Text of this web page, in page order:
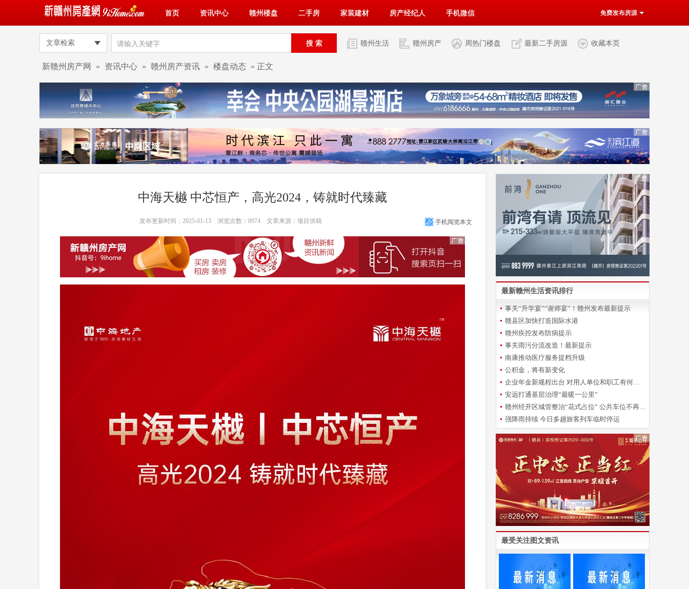
首页 资讯中心 赣州楼盘 二手房 家装建材 房产经纪人 手机微信 免费发布房源
文章检索 赣州生活 赣州房产 周热门楼盘 最新二手房源 收藏本页
新赣州房产网 » 资讯中心 » 赣州房产资讯 » 楼盘动态 » 正文
中海天樾 中芯恒产，高光2024，铸就时代臻藏
发布更新时间：2025-01-13 浏览次数： 8974文章来源：项目供稿 手机阅览本文
最新赣州生活资讯排行
事关“升学宴”“谢师宴”！赣州发布最新提示
赣县区加快打造国际水港
赣州疾控发布防病提示
事关雨污分流改造！最新提示
南康推动医疗服务提档升级
公积金，将有新变化
企业年金新规程出台 对用人单位和职工有何影响？
安远打通基层治理“最暖一公里”
赣州经开区城管整治“花式占位” 公共车位不再“一位难求”
强降雨持续 今日多趟旅客列车临时停运
最受关注图文资讯